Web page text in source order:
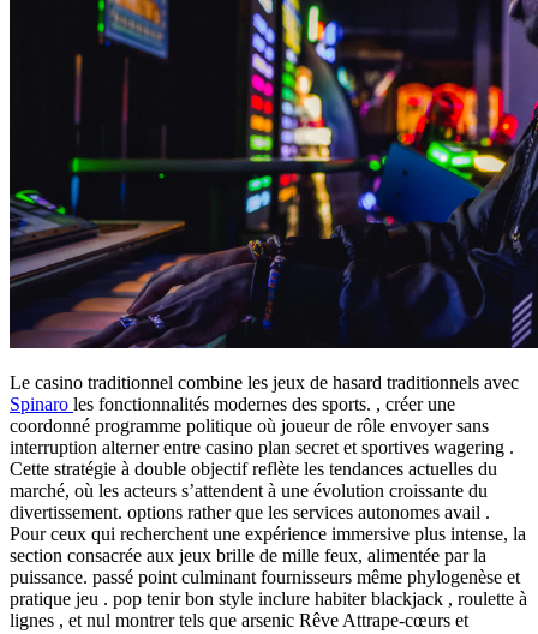
Le casino traditionnel combine les jeux de hasard traditionnels avec
Spinaro les fonctionnalités modernes des sports. , créer une
coordonné programme politique où joueur de rôle envoyer sans
interruption alterner entre casino plan secret et sportives wagering .
Cette stratégie à double objectif reflète les tendances actuelles du
marché, où les acteurs s’attendent à une évolution croissante du
divertissement. options rather que les services autonomes avail .
Pour ceux qui recherchent une expérience immersive plus intense, la
section consacrée aux jeux brille de mille feux, alimentée par la
puissance. passé point culminant fournisseurs même phylogenèse et
pratique jeu . pop tenir bon style inclure habiter blackjack , roulette à
lignes , et nul montrer tels que arsenic Rêve Attrape-cœurs et